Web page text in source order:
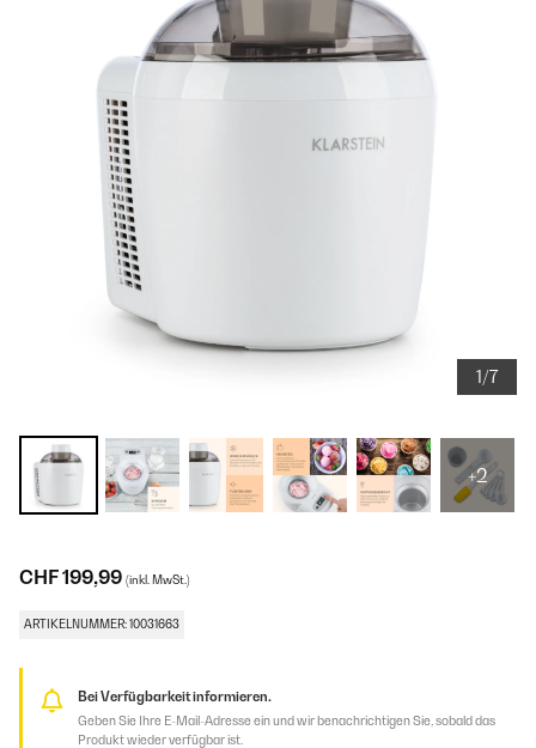
1/7
+2
CHF 199,99 (inkl. MwSt.)
ARTIKELNUMMER: 10031663
Bei Verfügbarkeit informieren.
Geben Sie Ihre E-Mail-Adresse ein und wir benachrichtigen Sie, sobald das
Produkt wieder verfügbar ist.